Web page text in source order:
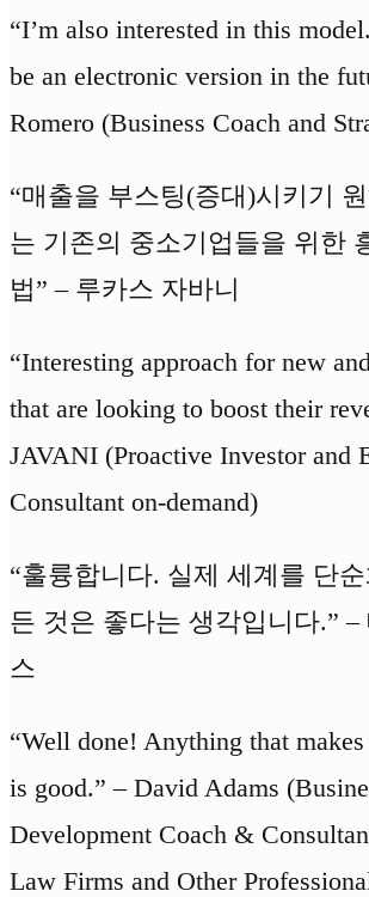
“I’m also interested in this
be an electronic version in the
Romero (Business Coach and
“매출을 부스팅(증대)시키기
는 기존의 중소기업들을 위한
법” – 루카스 자바니
“Interesting approach for new
that are looking to boost their
JAVANI (Proactive Investor and
Consultant on-demand)
“훌륭합니다. 실제 세계를 단
든 것은 좋다는 생각입니다.”
스
“Well done! Anything that
is good.” – David Adams
Development Coach &
Law Firms and Other